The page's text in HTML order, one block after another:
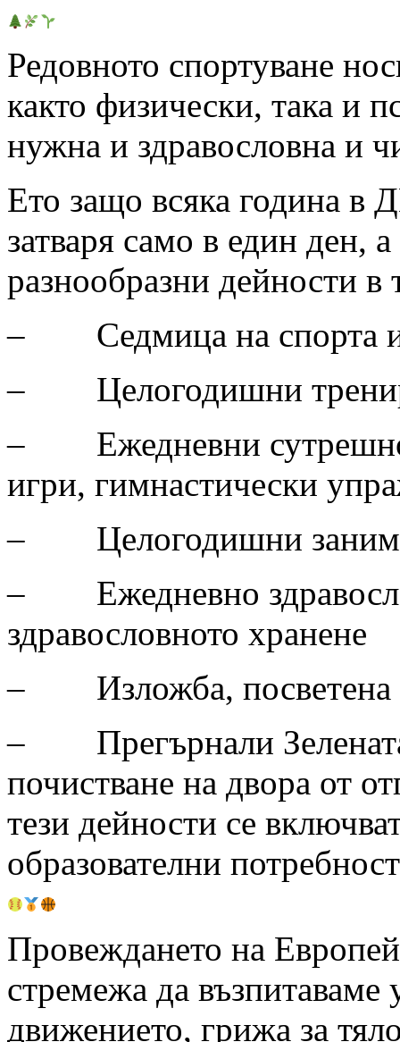
Редовното спортуване
както физически, така и
нужна и здравословна и
Ето защо всяка година в
затваря само в един ден,
разнообразни дейности в
– Седмица на спорта и
– Целогодишни
– Ежедневни сутрешно
игри, гимнастически
– Целогодишни
– Ежедневно
здравословното хранене
– Изложба, посветена
– Прегърнали Зелената
почистване на двора от
тези дейности се
образователни
Провеждането на
стремежа да
движението, грижа за